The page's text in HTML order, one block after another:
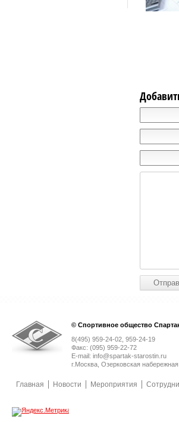
© Спортивное общество
8(495) 959-24-02, 959-24-19
Факс: (095) 959-22-72
E-mail: info@spartak-starostin.ru
г.Москва, Озерковская
Главная Новости Мероприятия